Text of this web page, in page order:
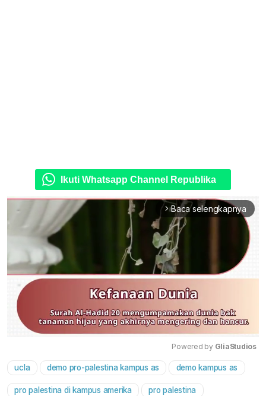
Ikuti Whatsapp Channel Republika
arrow_forward_ios Baca selengkapnya
Mute
Powered by GliaStudios
ucla demo pro-palestina kampus as demo kampus as
pro palestina di kampus amerika pro palestina